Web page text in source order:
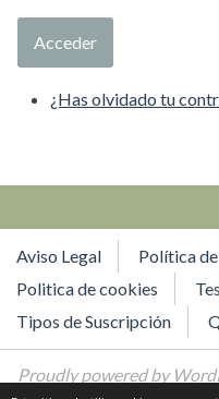
Acceder
¿Has olvidado tu
Aviso Legal
Política
Politica de cookies
Tipos de Suscripción
Proudly powered by